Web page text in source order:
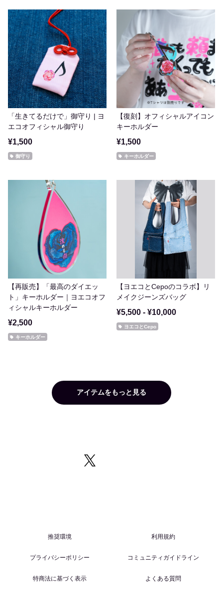
「生きてるだけで」御守り | ヨ
エコオフィシャル御守り
¥1,500
御守り
【復刻】オフィシャルアイコン
キーホルダー
¥1,500
キーホルダー
【再販売】「最高のダイエッ
ト」キーホルダー｜ヨエコオフ
ィシャルキーホルダー
¥2,500
キーホルダー
【ヨエコとCepoのコラボ】リ
メイクジーンズバッグ
¥5,500 - ¥10,000
ヨエコとCepo
アイテムをもっと見る
推奨環境 利用規約
プライバシーポリシー コミュニティガイドライン
特商法に基づく表示 よくある質問